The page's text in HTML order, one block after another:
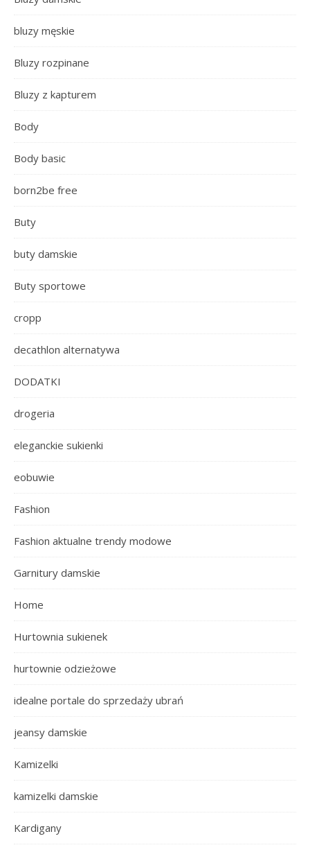
bluzy męskie
Bluzy rozpinane
Bluzy z kapturem
Body
Body basic
born2be free
Buty
buty damskie
Buty sportowe
cropp
decathlon alternatywa
DODATKI
drogeria
eleganckie sukienki
eobuwie
Fashion
Fashion aktualne trendy modowe
Garnitury damskie
Home
Hurtownia sukienek
hurtownie odzieżowe
idealne portale do sprzedaży ubrań
jeansy damskie
Kamizelki
kamizelki damskie
Kardigany